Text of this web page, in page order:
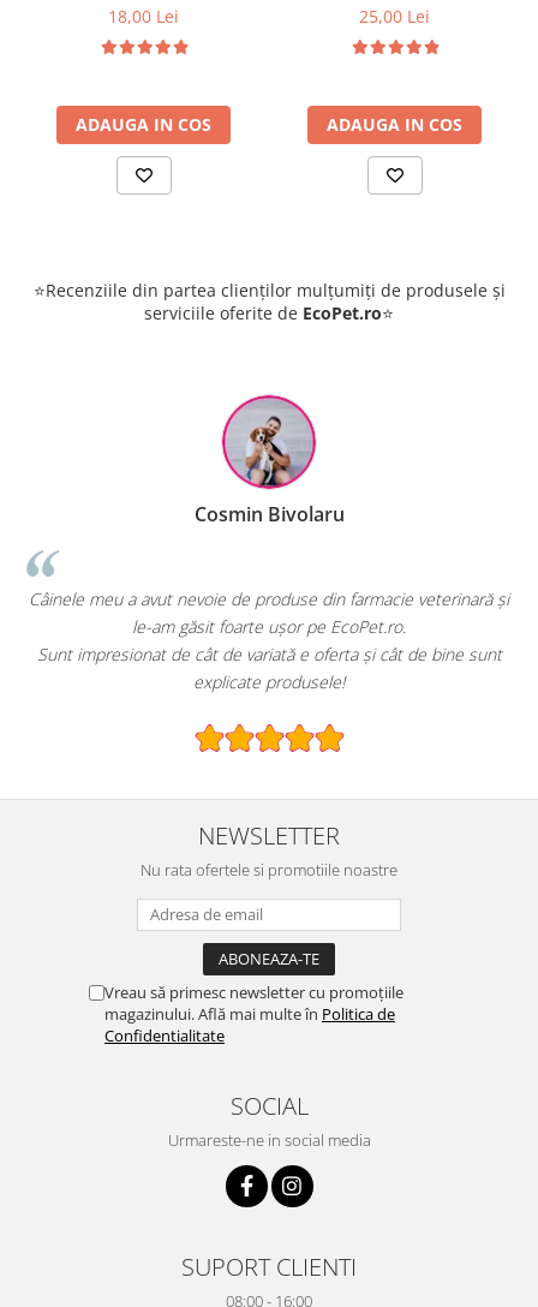
18,00 Lei
ADAUGA IN COS
25,00 Lei
ADAUGA IN COS
⭐Recenziile din partea clienților mulțumiți de produsele și
serviciile oferite de EcoPet.ro⭐
Cosmin Bivolaru
Câinele meu a avut nevoie de produse din farmacie veterinară și
le-am găsit foarte ușor pe EcoPet.ro.
Sunt impresionat de cât de variată e oferta și cât de bine sunt
explicate produsele!
NEWSLETTER
Nu rata ofertele si promotiile noastre
Vreau să primesc newsletter cu promoțiile
magazinului. Află mai multe în Politica de
Confidentialitate
SOCIAL
Urmareste-ne in social media
SUPORT CLIENTI
08:00 - 16:00